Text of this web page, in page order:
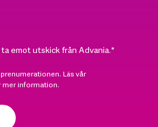
emot utskick från Advania.*
Läs vår
mer information.